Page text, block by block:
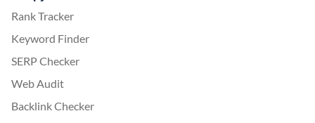
Rank Tracker
Keyword Finder
SERP Checker
Web Audit
Backlink Checker